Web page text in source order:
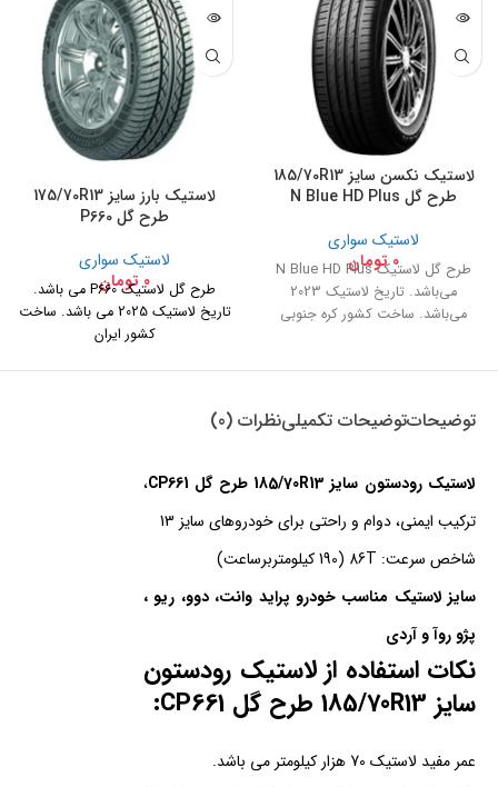
لاستیک نکسن سایز 185/70R13
طرح گل N Blue HD Plus
لاستیک سواری
0 تومان
طرح گل لاستیک N Blue HD Plus
می‌باشد. تاریخ لاستیک 2023
می‌باشد. ساخت کشور کره جنوبی
لاستیک بارز سایز 175/70R13
طرح گل P660
لاستیک سواری
0 تومان طرح گل لاستیک P660 می باشد.
تاریخ لاستیک 2025 می باشد. ساخت
کشور ایران
توضیحاتتوضیحات تکمیلینظرات (0)
لاستیک رودستون سایز 185/70R13 طرح گل CP661
،
ترکیب ایمنی، دوام و راحتی برای خودروهای سایز 13
شاخص سرعت: 86T (190 کیلومتربرساعت)
سایز لاستیک مناسب خودرو پراید وانت، دوو، ریو ،
پژو روآ و آردی
نکات استفاده از لاستیک رودستون
سایز 185/70R13 طرح گل CP661:
عمر مفید لاستیک 70 هزار کیلومتر می باشد.